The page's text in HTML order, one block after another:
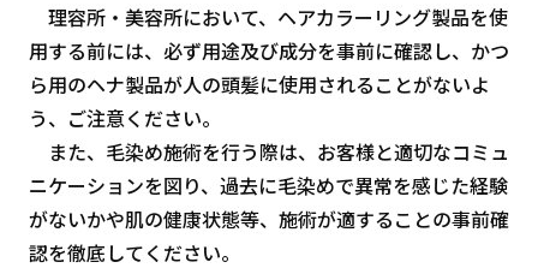
理容所・美容所において、ヘアカラーリング製品を使
用する前には、必ず用途及び成分を事前に確認し、かつ
ら用のヘナ製品が人の頭髪に使用されることがないよ
う、ご注意ください。
また、毛染め施術を行う際は、お客様と適切なコミュ
ニケーションを図り、過去に毛染めで異常を感じた経験
がないかや肌の健康状態等、施術が適することの事前確
認を徹底してください。